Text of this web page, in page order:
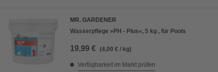
MR. GARDENER
Wasserpflege »PH - Plus«, 5 kg , für Pools
19,99 € (4,00 € / kg)
Verfügbarkeit im Markt prüfen